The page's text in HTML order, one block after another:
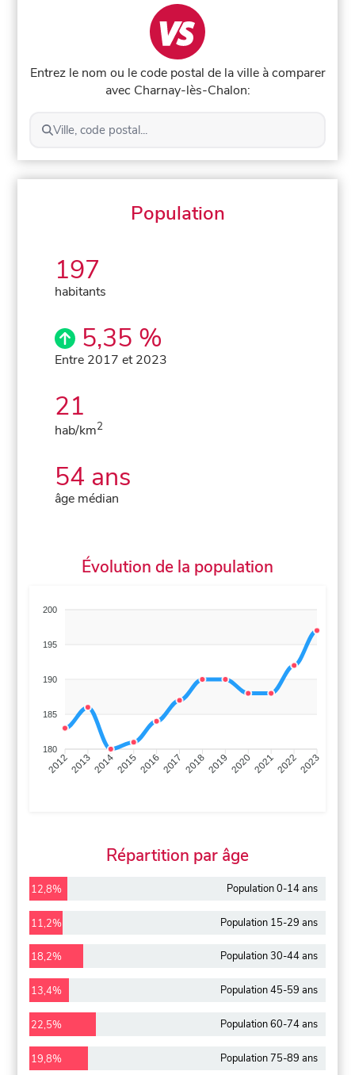
Entrez le nom ou le code postal de la ville à comparer
avec Charnay-lès-Chalon:
Ville, code postal...
Population
197
habitants
5,35 %
Entre 2017 et 2023
21
hab/km2
54 ans
âge médian
Évolution de la population
200
195
190
185
180
201220132014201520162017 20182019 2020202120222023
Répartition par âge
12,8% Population 0-14 ans
11,2% Population 15-29 ans
18,2% Population 30-44 ans
13,4% Population 45-59 ans
22,5% Population 60-74 ans
19,8% Population 75-89 ans